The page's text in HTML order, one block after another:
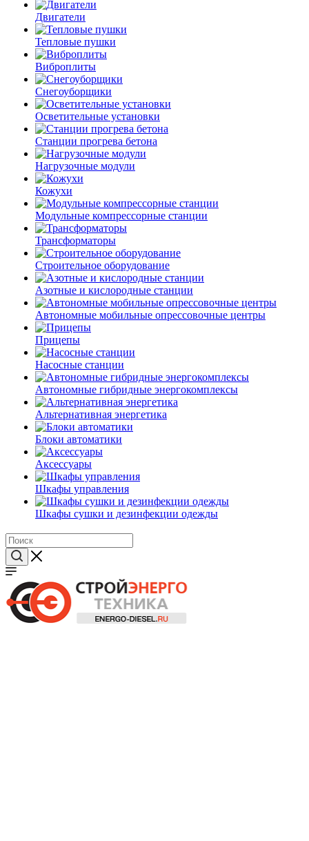
Двигатели
Тепловые пушки
Виброплиты
Снегоуборщики
Осветительные установки
Станции прогрева бетона
Нагрузочные модули
Кожухи
Модульные компрессорные станции
Трансформаторы
Строительное оборудование
Азотные и кислородные станции
Автономные мобильные опрессовочные центры
Прицепы
Насосные станции
Автономные гибридные энергокомплексы
Альтернативная энергетика
Блоки автоматики
Аксессуары
Шкафы управления
Шкафы сушки и дезинфекции одежды